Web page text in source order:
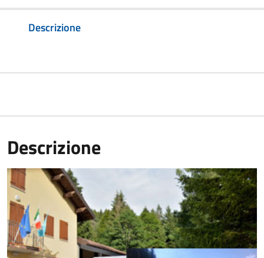
Descrizione
Descrizione